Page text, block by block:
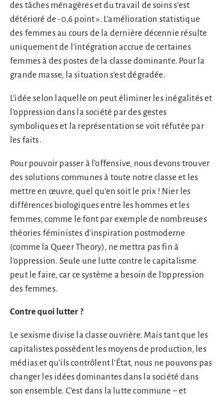
des tâches ménagères et du travail de soins s’est
détérioré de -0,6 point ». L’amélioration statistique
des femmes au cours de la dernière décennie résulte
uniquement de l’intégration accrue de certaines
femmes à des postes de la classe dominante. Pour la
grande masse, la situation s’est dégradée.
L’idée selon laquelle on peut éliminer les inégalités et
l’oppression dans la société par des gestes
symboliques et la représentation se voit réfutée par
les faits.
Pour pouvoir passer à l’offensive, nous devons trouver
des solutions communes à toute notre classe et les
mettre en œuvre, quel qu’en soit le prix ! Nier les
différences biologiques entre les hommes et les
femmes, comme le font par exemple de nombreuses
théories féministes d’inspiration postmoderne
(comme la Queer Theory), ne mettra pas fin à
l’oppression. Seule une lutte contre le capitalisme
peut le faire, car ce système a besoin de l’oppression
des femmes.
Contre quoi lutter ?
Le sexisme divise la classe ouvrière. Mais tant que les
capitalistes possèdent les moyens de production, les
médias et qu’ils contrôlent l’État, nous ne pouvons pas
changer les idées dominantes dans la société dans
son ensemble. C’est dans la lutte commune – et